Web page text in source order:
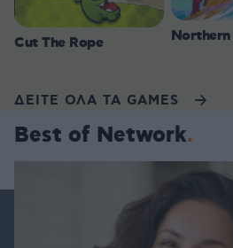
Cut The Rope
ΔΕΙΤΕ ΟΛΑ ΤΑ GAMES
Best of Network